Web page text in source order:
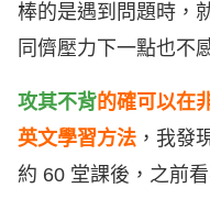
棒的是遇到問題時，
同儕壓力下一點也不
攻其不背的確可以在
英文學習方法 ，我發
約 60 堂課後，之前